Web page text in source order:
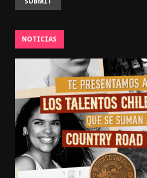
NOTICIAS